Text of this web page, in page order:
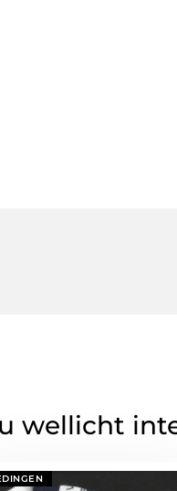
wellicht